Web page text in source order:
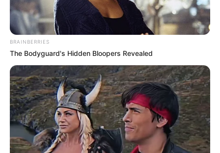
La elaboración del masato se fundamenta en un proceso
de fermentación microbiana natural que le confiere sus
características organolépticas distintivas.Al igual que
otras bebidas alcohólicas, el masato se produce por
fermentación microbiana, especialmente por varios
tipos de Lactobacillus que transforman los azúcares
naturales de los ingredientes en alcohol y otros
BRAINBERRIES
The Bodyguard's Hidden Bloopers Revealed